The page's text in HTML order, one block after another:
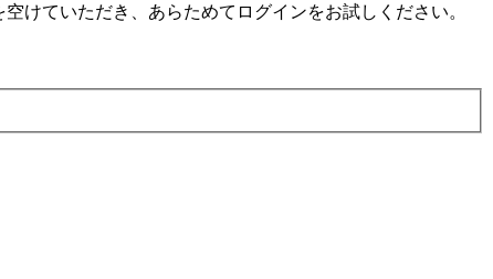
けていただき、あらためてログインをお試しください。